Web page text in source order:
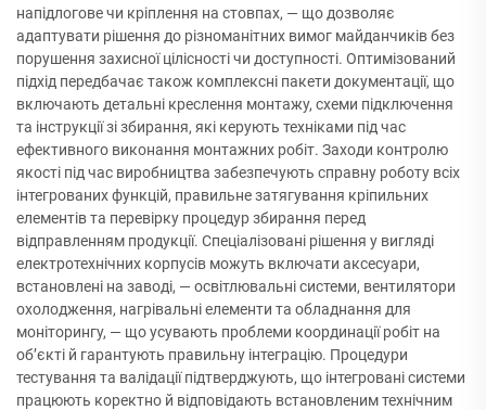
напідлогове чи кріплення на стовпах, — що дозволяє
адаптувати рішення до різноманітних вимог майданчиків без
порушення захисної цілісності чи доступності. Оптимізований
підхід передбачає також комплексні пакети документації, що
включають детальні креслення монтажу, схеми підключення
та інструкції зі збирання, які керують техніками під час
ефективного виконання монтажних робіт. Заходи контролю
якості під час виробництва забезпечують справну роботу всіх
інтегрованих функцій, правильне затягування кріпильних
елементів та перевірку процедур збирання перед
відправленням продукції. Спеціалізовані рішення у вигляді
електротехнічних корпусів можуть включати аксесуари,
встановлені на заводі, — освітлювальні системи, вентилятори
охолодження, нагрівальні елементи та обладнання для
моніторингу, — що усувають проблеми координації робіт на
об’єкті й гарантують правильну інтеграцію. Процедури
тестування та валідації підтверджують, що інтегровані системи
працюють коректно й відповідають встановленим технічним